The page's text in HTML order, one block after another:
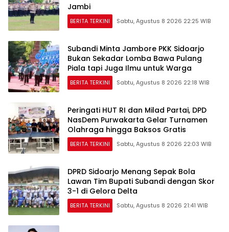
Jambi
BERITA TERKINI Sabtu, Agustus 8 2026 22:25 WIB
Subandi Minta Jambore PKK Sidoarjo
Bukan Sekadar Lomba Bawa Pulang
Piala tapi Juga Ilmu untuk Warga
BERITA TERKINI Sabtu, Agustus 8 2026 22:18 WIB
Peringati HUT RI dan Milad Partai, DPD
NasDem Purwakarta Gelar Turnamen
Olahraga hingga Baksos Gratis
BERITA TERKINI Sabtu, Agustus 8 2026 22:03 WIB
DPRD Sidoarjo Menang Sepak Bola
Lawan Tim Bupati Subandi dengan Skor
3-1 di Gelora Delta
BERITA TERKINI Sabtu, Agustus 8 2026 21:41 WIB